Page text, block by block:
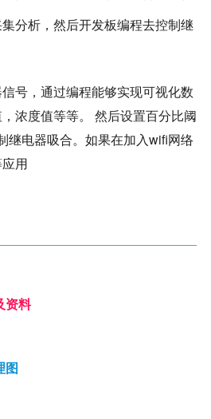
分析，然后开发板编程去控制继
号，通过编程能够实现可视化数
浓度值等等。 然后设置百分比阈
继电器吸合。如果在加入wifi网络
用
资料
图